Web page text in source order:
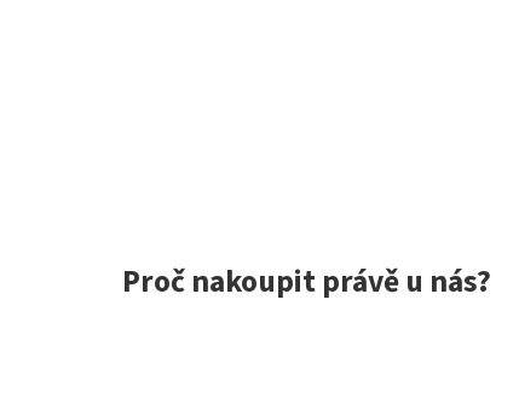
Proč nakoupit právě u nás?